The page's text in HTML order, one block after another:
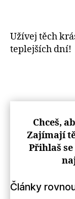
Užívej těch
teplejších dní!
Chceš,
Zajímají
Přihlaš
Články